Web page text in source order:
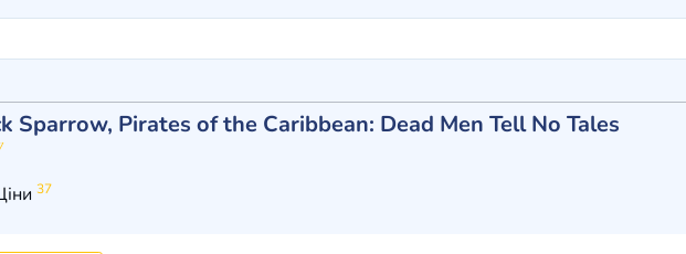
Sparrow, Pirates of the Caribbean: Dead Men Tell No Tales
37